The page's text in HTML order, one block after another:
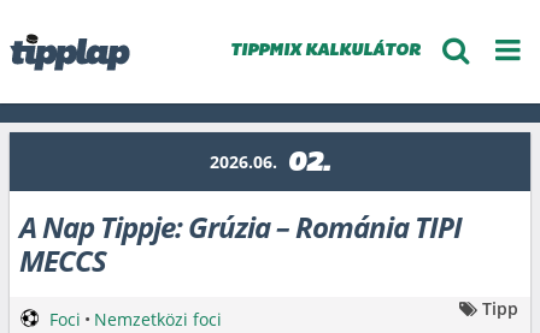
TIPPMIX KALKULÁTOR
2026.06. 02.
A Nap Tippje: Grúzia – Románia TIPI
MECCS
Foci • Nemzetközi foci Tipp